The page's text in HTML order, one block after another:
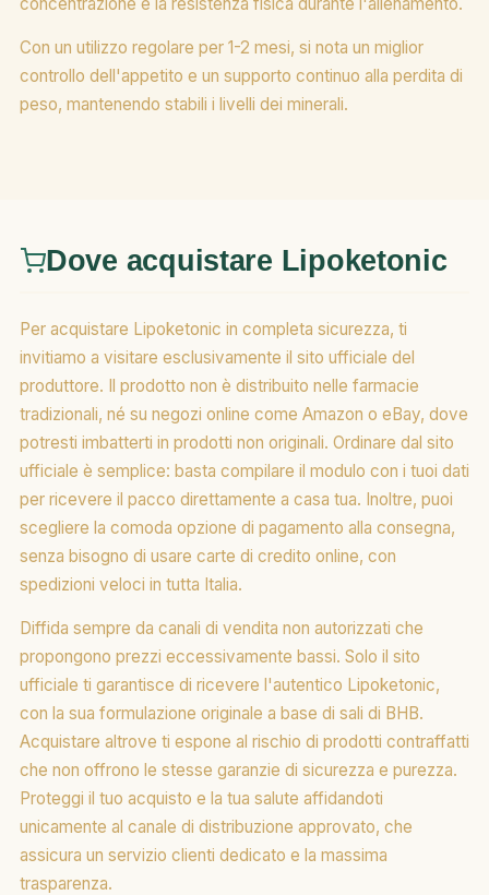
Con un utilizzo regolare per 1-2 mesi, si nota un miglior
controllo dell'appetito e un supporto continuo alla perdita di
peso, mantenendo stabili i livelli dei minerali.
Dove acquistare Lipoketonic
Per acquistare Lipoketonic in completa sicurezza, ti
invitiamo a visitare esclusivamente il sito ufficiale del
produttore. Il prodotto non è distribuito nelle farmacie
tradizionali, né su negozi online come Amazon o eBay, dove
potresti imbatterti in prodotti non originali. Ordinare dal sito
ufficiale è semplice: basta compilare il modulo con i tuoi dati
per ricevere il pacco direttamente a casa tua. Inoltre, puoi
scegliere la comoda opzione di pagamento alla consegna,
senza bisogno di usare carte di credito online, con
spedizioni veloci in tutta Italia.
Diffida sempre da canali di vendita non autorizzati che
propongono prezzi eccessivamente bassi. Solo il sito
ufficiale ti garantisce di ricevere l'autentico Lipoketonic,
con la sua formulazione originale a base di sali di BHB.
Acquistare altrove ti espone al rischio di prodotti contraffatti
che non offrono le stesse garanzie di sicurezza e purezza.
Proteggi il tuo acquisto e la tua salute affidandoti
unicamente al canale di distribuzione approvato, che
assicura un servizio clienti dedicato e la massima
trasparenza.